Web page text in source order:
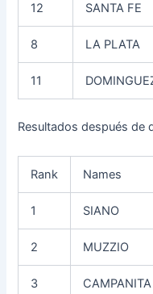
12 SANTA FE
8 LA PLATA
11
Resultados después de
Rank Names
1 SIANO
2 MUZZIO
3 CAMPANITA